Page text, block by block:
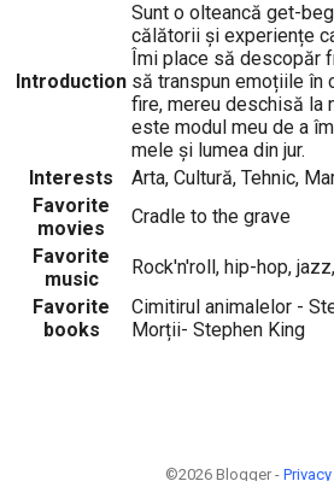
Introduction
Sunt o olteancă get-
călătorii și experiențe
Îmi place să descopăr
să transpun emoțiile în
fire, mereu deschisă la
este modul meu de a
mele și lumea din jur.
Interests
Arta, Cultură, Tehnic,
Favorite
movies
Cradle to the grave
Favorite
music
Rock'n'roll, hip-hop, jazz,
Favorite
books
Cimitirul animalelor -
Morții- Stephen King
©2026 Blogger -